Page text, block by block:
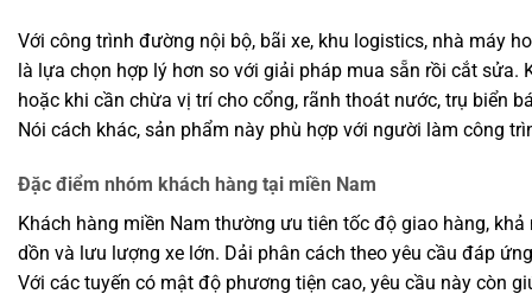
Với công trình đường nội bộ, bãi xe, khu logistics, nhà máy
là lựa chọn hợp lý hơn so với giải pháp mua sẵn rồi cắt
hoặc khi cần chừa vị trí cho cổng, rãnh thoát nước, trụ biển
Nói cách khác, sản phẩm này phù hợp với người làm công
Đặc điểm nhóm khách hàng tại miền Nam
Khách hàng miền Nam thường ưu tiên tốc độ giao hàng,
dồn và lưu lượng xe lớn. Dải phân cách theo yêu cầu đáp
Với các tuyến có mật độ phương tiện cao, yêu cầu này còn